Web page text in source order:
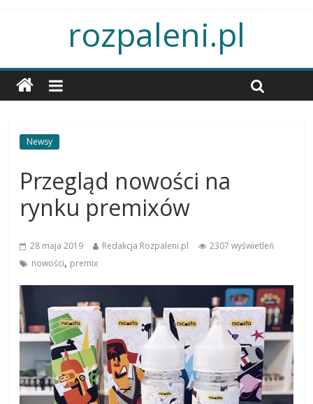
rozpaleni.pl
Newsy
Przegląd nowości na
rynku premixów
28 maja 2019 Redakcja Rozpaleni.pl
2307 wyświetleń
nowości, premix